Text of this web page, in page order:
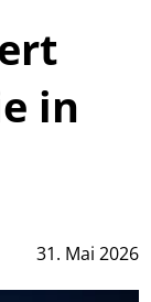
31. Mai 2026
in